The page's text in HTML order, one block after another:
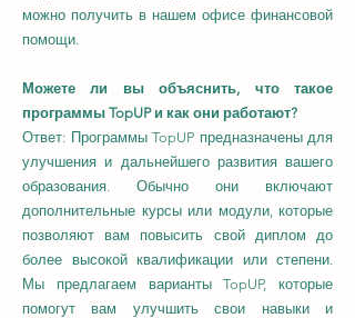
можно получить в нашем офисе финансовой
помощи.
Можете ли вы объяснить, что такое
программы TopUP и как они работают?
Ответ: Программы TopUP предназначены для
улучшения и дальнейшего развития вашего
образования. Обычно они включают
дополнительные курсы или модули, которые
позволяют вам повысить свой диплом до
более высокой квалификации или степени.
Мы предлагаем варианты TopUP, которые
помогут вам улучшить свои навыки и